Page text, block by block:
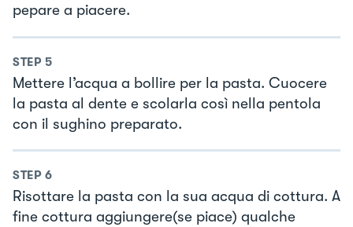
pepare a piacere.
STEP 5
Mettere l’acqua a bollire per la pasta. Cuocere
la pasta al dente e scolarla così nella pentola
con il sughino preparato.
STEP 6
Risottare la pasta con la sua acqua di cottura. A
fine cottura aggiungere(se piace) qualche